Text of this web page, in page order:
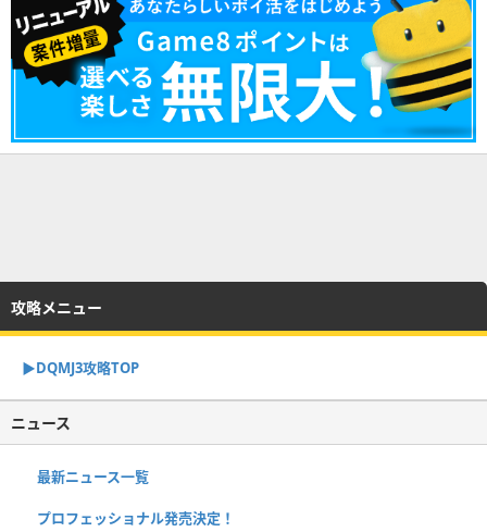
攻略メニュー
▶︎DQMJ3攻略TOP
ニュース
最新ニュース一覧
プロフェッショナル発売決定！